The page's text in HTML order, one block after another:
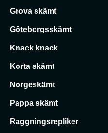
Grova skämt
Göteborgsskämt
Knack knack
Korta skämt
Norgeskämt
Pappa skämt
Raggningsrepliker